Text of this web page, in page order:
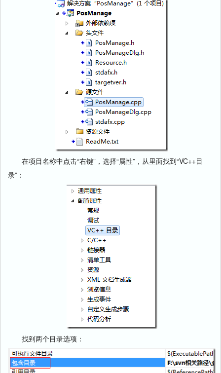
在项目名称中点击“右键”，选择“属性”，从里面找到“VC++目
录”：
找到两个目录选项：